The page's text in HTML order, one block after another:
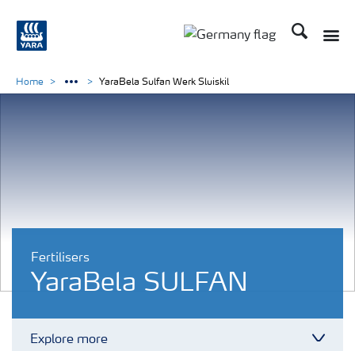
Suchen
Fertilisers
YaraBela SULFAN
Explore more
Home YaraBela Sulfan Werk Sluiskil